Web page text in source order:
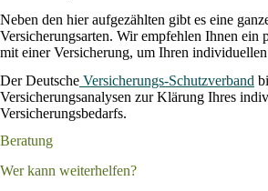
Neben den hier aufgezählten gibt es eine
Versicherungsarten. Wir empfehlen Ihnen ein
mit einer Versicherung, um Ihren
Der Deutsche Versicherungs-Schutzverband
Versicherungsanalysen zur Klärung Ihres
Versicherungsbedarfs.
Beratung
Wer kann weiterhelfen?